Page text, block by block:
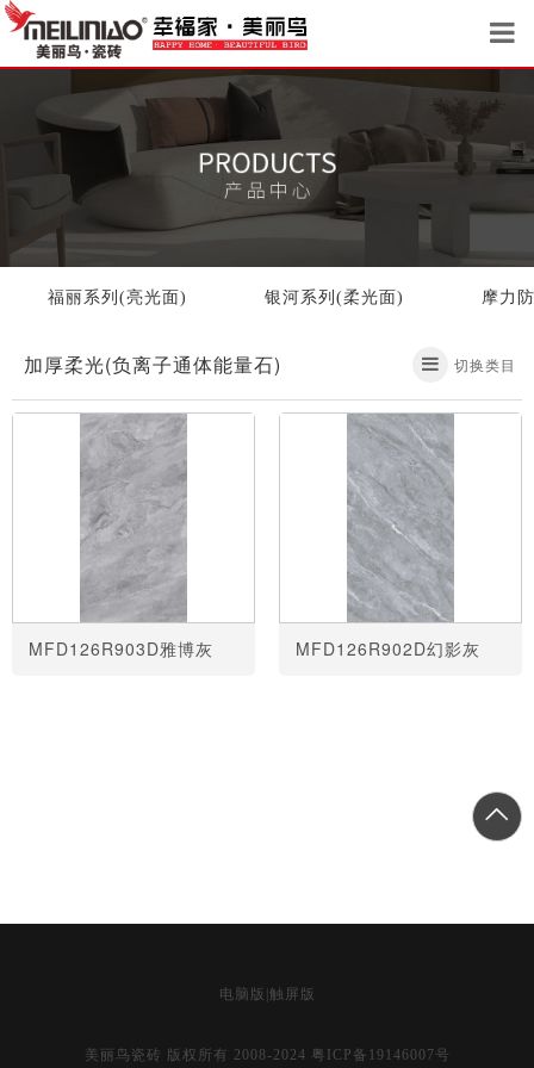
福丽系列(亮光面) 银河系列(柔光面) 摩力
加厚柔光(负离子通体能量石) 切换类目
MFD126R903D雅博灰 MFD126R902D幻影灰
电脑版 |触屏版
美丽鸟瓷砖 版权所有 2008-2024 粤ICP备19146007号